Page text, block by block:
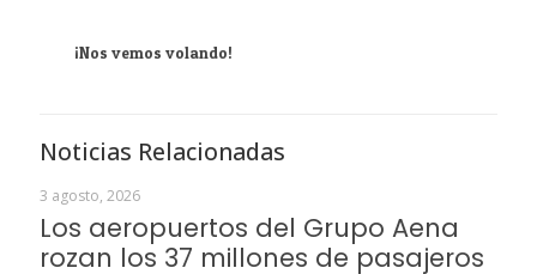
¡Nos vemos volando!
Noticias Relacionadas
3 agosto, 2026
Los aeropuertos del Grupo Aena
rozan los 37 millones de pasajeros